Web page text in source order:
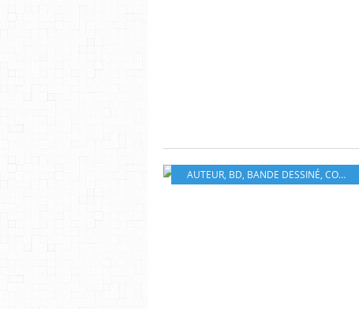
AUTEUR, BD, BANDE DESSINÉ, COMICS